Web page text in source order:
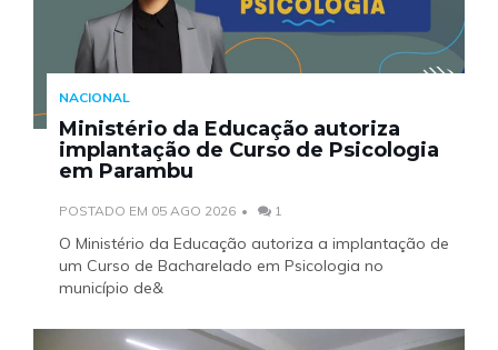
NACIONAL
Ministério da Educação autoriza
implantação de Curso de Psicologia
em Parambu
POSTADO EM 05 AGO 2026 1
O Ministério da Educação autoriza a implantação de
um Curso de Bacharelado em Psicologia no
município de&